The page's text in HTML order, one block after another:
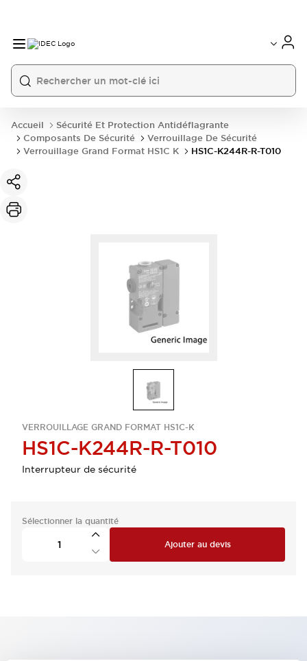
Accueil
Sécurité Et Protection Antidéflagrante
Composants De Sécurité
Verrouillage De Sécurité
Verrouillage Grand Format HS1C K
HS1C-K244R-R-T010
VERROUILLAGE GRAND FORMAT HS1C-K
HS1C-K244R-R-T010
Interrupteur de sécurité
Sélectionner la quantité
Ajouter au devis